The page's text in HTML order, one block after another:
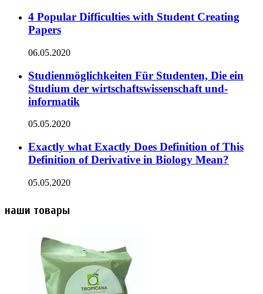
4 Popular Difficulties with Student Creating
Papers
06.05.2020
Studienmöglichkeiten Für Studenten, Die ein
Studium der wirtschaftswissenschaft und-
informatik
05.05.2020
Exactly what Exactly Does Definition of This
Definition of Derivative in Biology Mean?
05.05.2020
наши товары